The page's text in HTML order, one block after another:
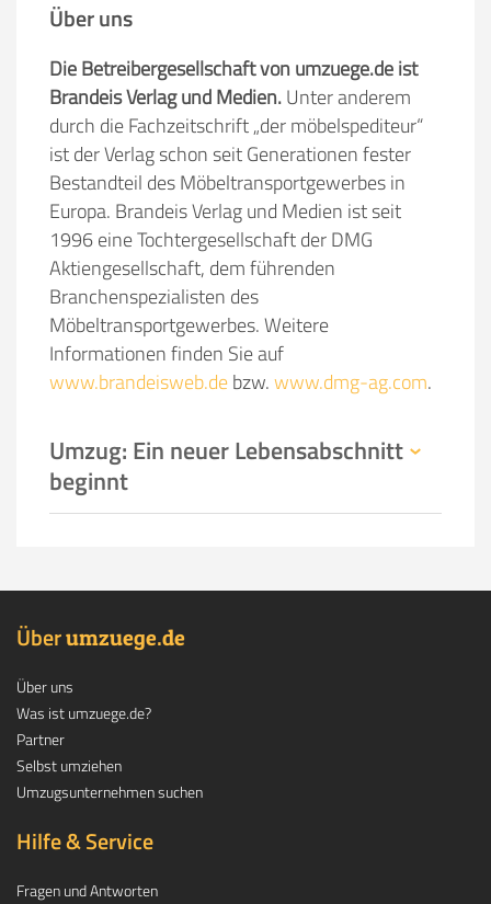
Über uns
Die Betreibergesellschaft von umzuege.de ist
Brandeis Verlag und Medien.Unter anderem
durch die Fachzeitschrift „der möbelspediteur“
ist der Verlag schon seit Generationen fester
Bestandteil des Möbeltransportgewerbes in
Europa. Brandeis Verlag und Medien ist seit
1996 eine Tochtergesellschaft der DMG
Aktiengesellschaft, dem führenden
Branchenspezialisten des
Möbeltransportgewerbes. Weitere
Informationen finden Sie auf
www.brandeisweb.debzw.www.dmg-ag.com.
Umzug: Ein neuer Lebensabschnitt
beginnt
Überumzuege.de
Über uns
Was ist umzuege.de?
Partner
Selbst umziehen
Umzugsunternehmen suchen
Hilfe & Service
Fragen und Antworten